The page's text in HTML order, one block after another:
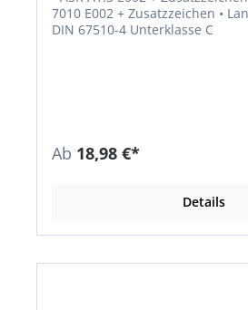
7010 E002 + Zusatzzeichen • Langnachleuchtend,
DIN 67510-4 Unterklasse C
Ab 18,98 €*
Details